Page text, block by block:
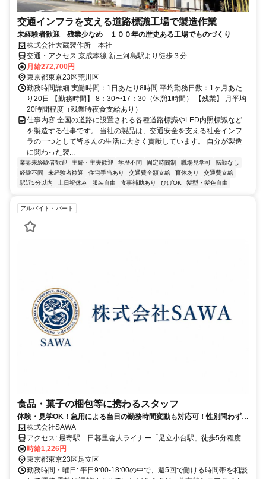
交通インフラを支える道路標識工場で製造作業
未経験者歓迎 残業少なめ １００年の歴史ある工場でものづくり
株式会社大蔵製作所 本社
交通・アクセス 京成本線 新三河島駅より徒歩３分
月給272,700円
東京都東京23区荒川区
勤務時間詳細 実働時間：1日あたり8時間 平均勤務日数：1ヶ月あた
り20日 【勤務時間】 8：30〜17：30（休憩1時間） 【残業】 月平均
20時間程度（残業時夜食支給あり）
仕事内容 全国の道路に設置される各種道路標識やLED内照標識など
を製造する仕事です。 当社の製品は、交通安全を支える社会インフ
ラの一つとして皆さんの生活に大きく貢献しています。 自分が製造
に関わった製...
業界未経験者歓迎 主婦・主夫歓迎 学歴不問 固定時間制 職場見学可
転勤なし
経験不問
未経験者歓迎 住宅手当あり 交通費全額支給 育休あり
交通費支給
駅近5分以内
土日祝休み 服装自由 食事補助あり ひげOK 髪型・髪色自由
アルバイト・パート
食品・菓子の梱包等に携わるスタッフ
体験・見学OK！急用による当日の勤務時間変動も対応可！性別問わず、
男性・女性・フリーターさん・主婦・ママさん大歓迎
株式会社SAWA
アクセス: 最寄駅 日暮里舎人ライナー「足立小台駅」徒歩5分程度
自転車通勤も可能 給与: 時給1,226円（都道府県の条例により変動あ
り） スキルや経験に応じて、時給UPあり。
時給1,226円
東京都東京23区足立区
勤務時間・曜日: 平日9:00-18:00の中で、週5回で働ける時間帯を相談